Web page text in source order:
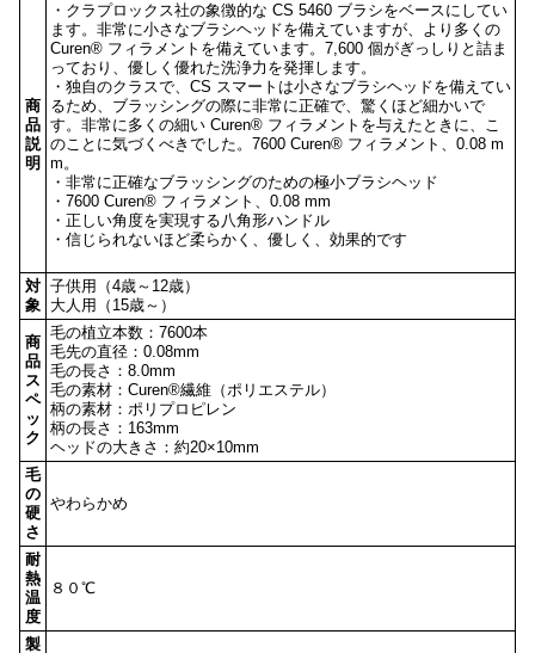
商
品
説
明
・クラプロックス社の象徴的な CS 5460 ブラシをベースにしてい
ます。非常に小さなブラシヘッドを備えていますが、より多くの
Curen® フィラメントを備えています。7,600 個がぎっしりと詰ま
っており、優しく優れた洗浄力を発揮します。
・独自のクラスで、CS スマートは小さなブラシヘッドを備えてい
るため、ブラッシングの際に非常に正確で、驚くほど細かいで
す。非常に多くの細い Curen® フィラメントを与えたときに、こ
のことに気づくべきでした。7600 Curen® フィラメント、0.08 m
m。
・非常に正確なブラッシングのための極小ブラシヘッド
・7600 Curen® フィラメント、0.08 mm
・正しい角度を実現する八角形ハンドル
・信じられないほど柔らかく、優しく、効果的です
対
象
子供用（4歳～12歳）
大人用（15歳～）
商
品
ス
ペ
ッ
ク
毛の植立本数：7600本
毛先の直径：0.08mm
毛の長さ：8.0mm
毛の素材：Curen®繊維（ポリエステル）
柄の素材：ポリプロピレン
柄の長さ：163mm
ヘッドの大きさ：約20×10mm
毛
の
硬
さ
やわらかめ
耐
熱
温
度
８０℃
製